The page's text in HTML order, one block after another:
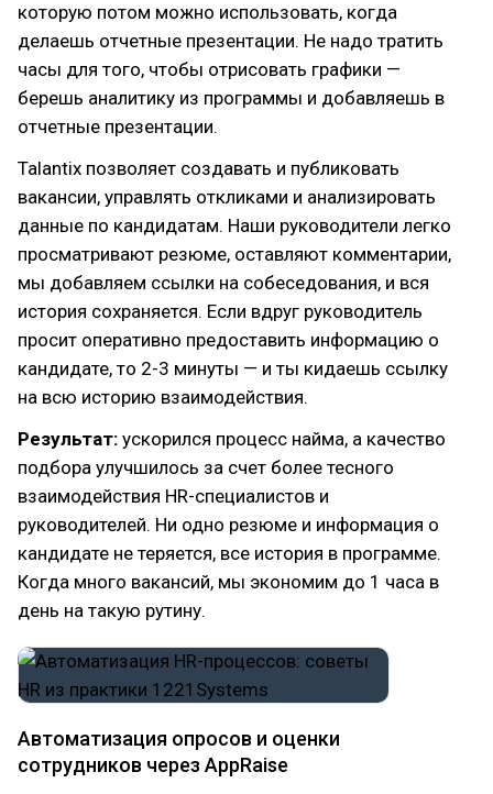
которую потом можно использовать, когда
делаешь отчетные презентации. Не надо тратить
часы для того, чтобы отрисовать графики —
берешь аналитику из программы и добавляешь в
отчетные презентации.
Talantix позволяет создавать и публиковать
вакансии, управлять откликами и анализировать
данные по кандидатам. Наши руководители легко
просматривают резюме, оставляют комментарии,
мы добавляем ссылки на собеседования, и вся
история сохраняется. Если вдруг руководитель
просит оперативно предоставить информацию о
кандидате, то 2-3 минуты — и ты кидаешь ссылку
на всю историю взаимодействия.
Результат: ускорился процесс найма, а качество
подбора улучшилось за счет более тесного
взаимодействия HR-специалистов и
руководителей. Ни одно резюме и информация о
кандидате не теряется, все история в программе.
Когда много вакансий, мы экономим до 1 часа в
день на такую рутину.
Автоматизация опросов и оценки
сотрудников через AppRaise